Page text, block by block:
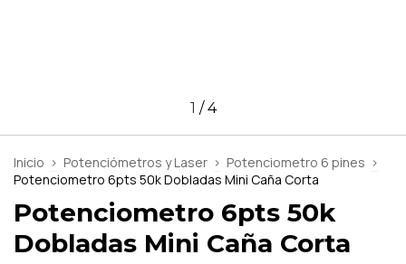
1 /4
Inicio > Potenciómetros y Laser > Potenciometro 6 pines >
Potenciometro 6pts 50k Dobladas Mini Caña Corta
Potenciometro 6pts 50k
Dobladas Mini Caña Corta